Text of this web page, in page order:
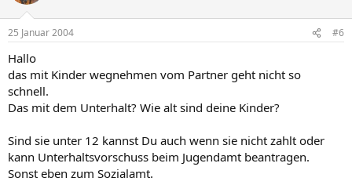
25 Januar 2004 #6
Hallo
das mit Kinder wegnehmen vom Partner geht nicht so
schnell.
Das mit dem Unterhalt? Wie alt sind deine Kinder?
Sind sie unter 12 kannst Du auch wenn sie nicht zahlt oder
kann Unterhaltsvorschuss beim Jugendamt beantragen.
Sonst eben zum Sozialamt.